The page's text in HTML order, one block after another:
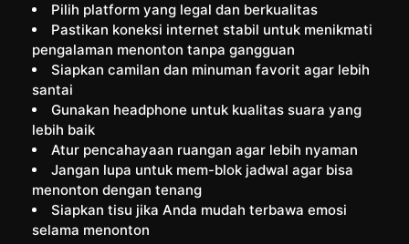
Pilih platform yang legal dan berkualitas
Pastikan koneksi internet stabil untuk menikmati
pengalaman menonton tanpa gangguan
Siapkan camilan dan minuman favorit agar lebih
santai
Gunakan headphone untuk kualitas suara yang
lebih baik
Atur pencahayaan ruangan agar lebih nyaman
Jangan lupa untuk mem-blok jadwal agar bisa
menonton dengan tenang
Siapkan tisu jika Anda mudah terbawa emosi
selama menonton